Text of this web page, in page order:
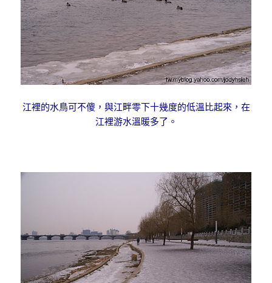
江裡的水鳥可不傻，與江畔零下十幾度的低溫比起來，在
江裡游水溫暖多了。